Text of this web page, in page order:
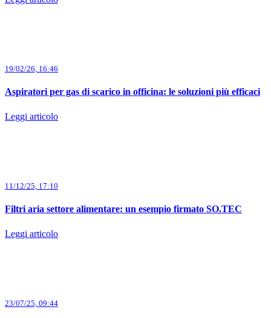
19/02/26, 16:46
Aspiratori per gas di scarico in officina: le soluzioni più efficaci
Leggi articolo
11/12/25, 17:10
Filtri aria settore alimentare: un esempio firmato SO.TEC
Leggi articolo
23/07/25, 09:44